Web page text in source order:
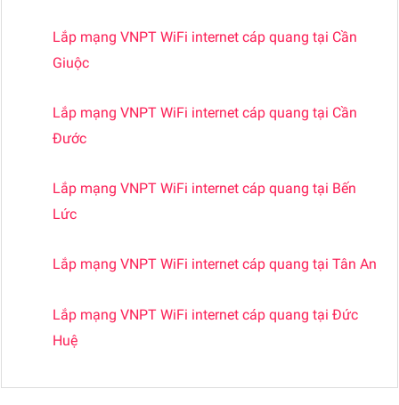
Lắp mạng VNPT WiFi internet cáp quang tại Cần
Giuộc
Lắp mạng VNPT WiFi internet cáp quang tại Cần
Đước
Lắp mạng VNPT WiFi internet cáp quang tại Bến
Lức
Lắp mạng VNPT WiFi internet cáp quang tại Tân An
Lắp mạng VNPT WiFi internet cáp quang tại Đức
Huệ